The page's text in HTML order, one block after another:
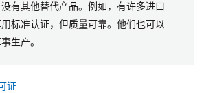
有其他替代产品。例如，有许多进口
标准认证，但质量可靠。他们也可以
生产。
证